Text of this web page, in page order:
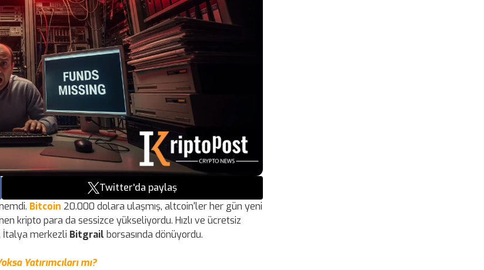
Twitter'da paylaş
Bitcoin 20.000 dolara ulaşmış, altcoin'ler her gün yeni
kripto para da sessizce yükseliyordu. Hızlı ve ücretsiz
İtalya merkezli Bitgrail borsasında dönüyordu.
Yatırımcıları mı?